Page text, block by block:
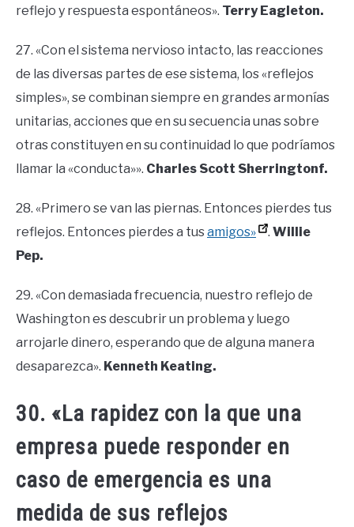
reflejo y respuesta espontáneos». Terry Eagleton.
27. «Con el sistema nervioso intacto, las reacciones
de las diversas partes de ese sistema, los «reflejos
simples», se combinan siempre en grandes armonías
unitarias, acciones que en su secuencia unas sobre
otras constituyen en su continuidad lo que podríamos
llamar la «conducta»». Charles Scott Sherringtonf.
28. «Primero se van las piernas. Entonces pierdes tus
reflejos. Entonces pierdes a tusamigos» . Willie
Pep.
29. «Con demasiada frecuencia, nuestro reflejo de
Washington es descubrir un problema y luego
arrojarle dinero, esperando que de alguna manera
desaparezca». Kenneth Keating.
30. «La rapidez con la que una
empresa puede responder en
caso de emergencia es una
medida de sus reflejos